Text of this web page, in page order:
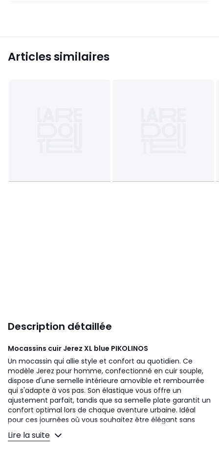
Articles similaires
Description détaillée
Mocassins cuir Jerez XL blue PIKOLINOS
Un mocassin qui allie style et confort au quotidien. Ce
modèle Jerez pour homme, confectionné en cuir souple,
dispose d'une semelle intérieure amovible et rembourrée
qui s'adapte à vos pas. Son élastique vous offre un
ajustement parfait, tandis que sa semelle plate garantit un
confort optimal lors de chaque aventure urbaine. Idéal
pour ces journées où vous souhaitez être élégant sans
sacrifier le bien-être. Osez profiter de chaque pas !
Lire la suite